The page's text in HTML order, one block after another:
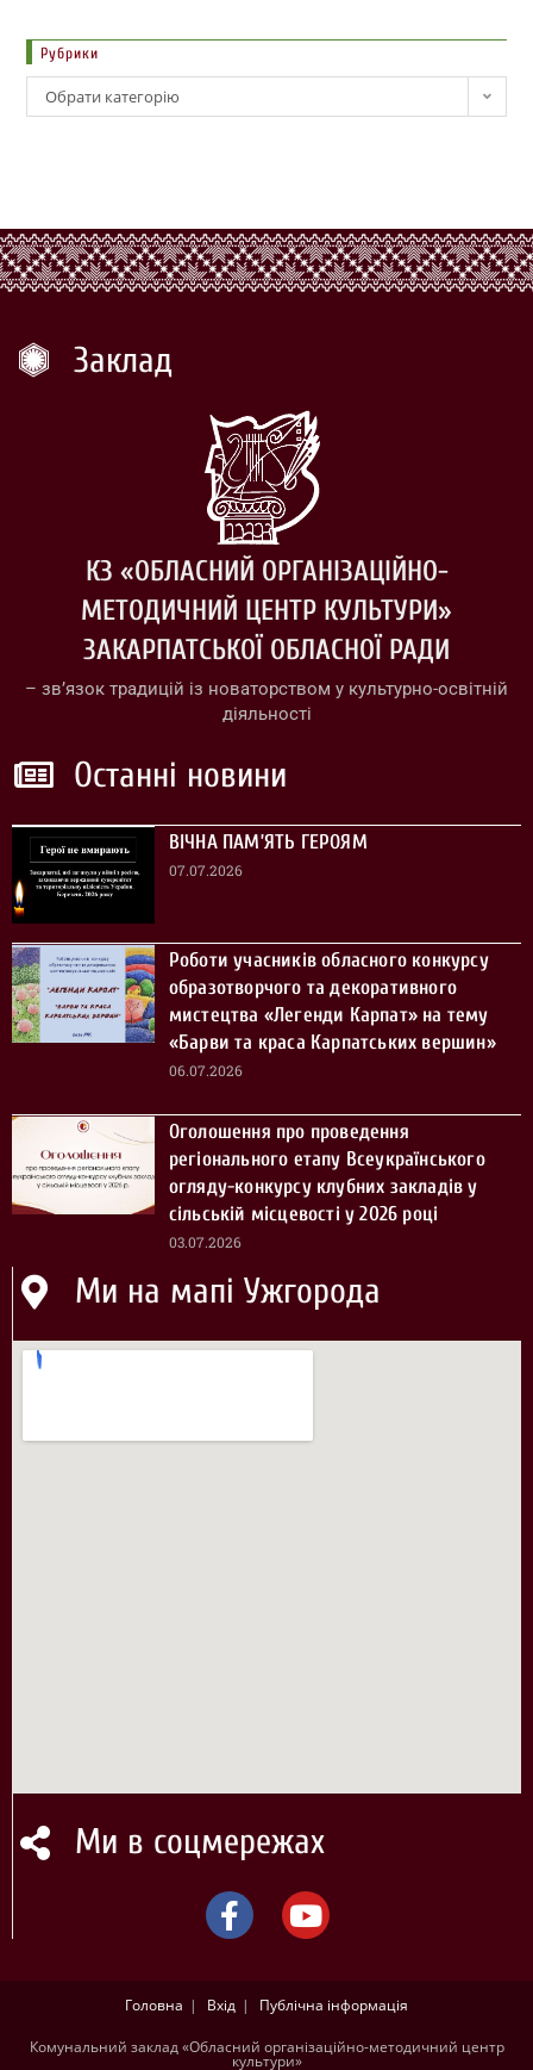
Рубрики
Обрати категорію
Заклад
КЗ «ОБЛАСНИЙ ОРГАНІЗАЦІЙНО-
МЕТОДИЧНИЙ ЦЕНТР КУЛЬТУРИ»
ЗАКАРПАТСЬКОЇ ОБЛАСНОЇ РАДИ
– зв’язок традицій із новаторством у культурно-освітній
діяльності
Останні новини
ВІЧНА ПАМ’ЯТЬ ГЕРОЯМ
07.07.2026
Роботи учасників обласного конкурсу
образотворчого та декоративного
мистецтва «Легенди Карпат» на тему
«Барви та краса Карпатських вершин»
06.07.2026
Оголошення про проведення
регіонального етапу Всеукраїнського
огляду-конкурсу клубних закладів у
сільській місцевості у 2026 році
03.07.2026
Ми на мапі Ужгорода
Ми в соцмережах
Головна Вхід Публічна інформація
Комунальний заклад «Обласний організаційно-методичний центр
культури»